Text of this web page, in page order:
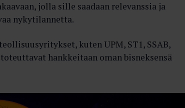
jolla sille saadaan relevanssia ja
nykytilannetta.
kuten UPM, ST1, SSAB,
hankkeitaan oman bisneksensä